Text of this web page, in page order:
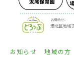
お知らせ 地域の方